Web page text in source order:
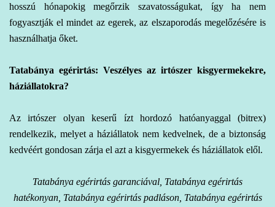
hosszú hónapokig megőrzik szavatosságukat, így ha nem
fogyasztják el mindet az egerek, az elszaporodás megelőzésére is
használhatja őket.
Tatabánya egérirtás: Veszélyes az irtószer kisgyermekekre,
háziállatokra?
Az irtószer olyan keserű ízt hordozó hatóanyaggal (bitrex)
rendelkezik, melyet a háziállatok nem kedvelnek, de a biztonság
kedvéért gondosan zárja el azt a kisgyermekek és háziállatok elől.
Tatabánya egérirtás garanciával, Tatabánya egérirtás
hatékonyan, Tatabánya egérirtás padláson, Tatabánya egérirtás